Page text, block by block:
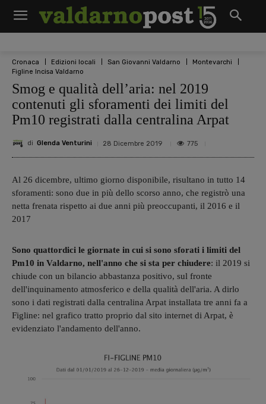
Cronaca Edizioni locali San Giovanni Valdarno
Montevarchi
Figline Incisa Valdarno
Smog e qualità dell’aria: nel 2019
contenuti gli sforamenti dei limiti del
Pm10 registrati dalla centralina Arpat
di Glenda Venturini 28 Dicembre 2019 775
Al 26 dicembre, ultimo giorno disponibile, risultano in tutto 14
sforamenti: sono due in più dello scorso anno, che registrò una
netta frenata rispetto ai due anni più preoccupanti, il 2016 e il
2017
Sono quattordici le giornate in cui si sono sforati i limiti del
Pm10 in Valdarno, nell'anno che si sta per chiudere: il 2019 si
chiude con un bilancio abbastanza positivo, sul fronte
dell'inquinamento atmosferico e della qualità dell'aria. A dirlo
sono i dati registrati dalla centralina Arpat installata tre anni fa a
Figline: nel grafico tratto proprio dal sito internet di Arpat, è
evidenziato l'andamento dell'anno.